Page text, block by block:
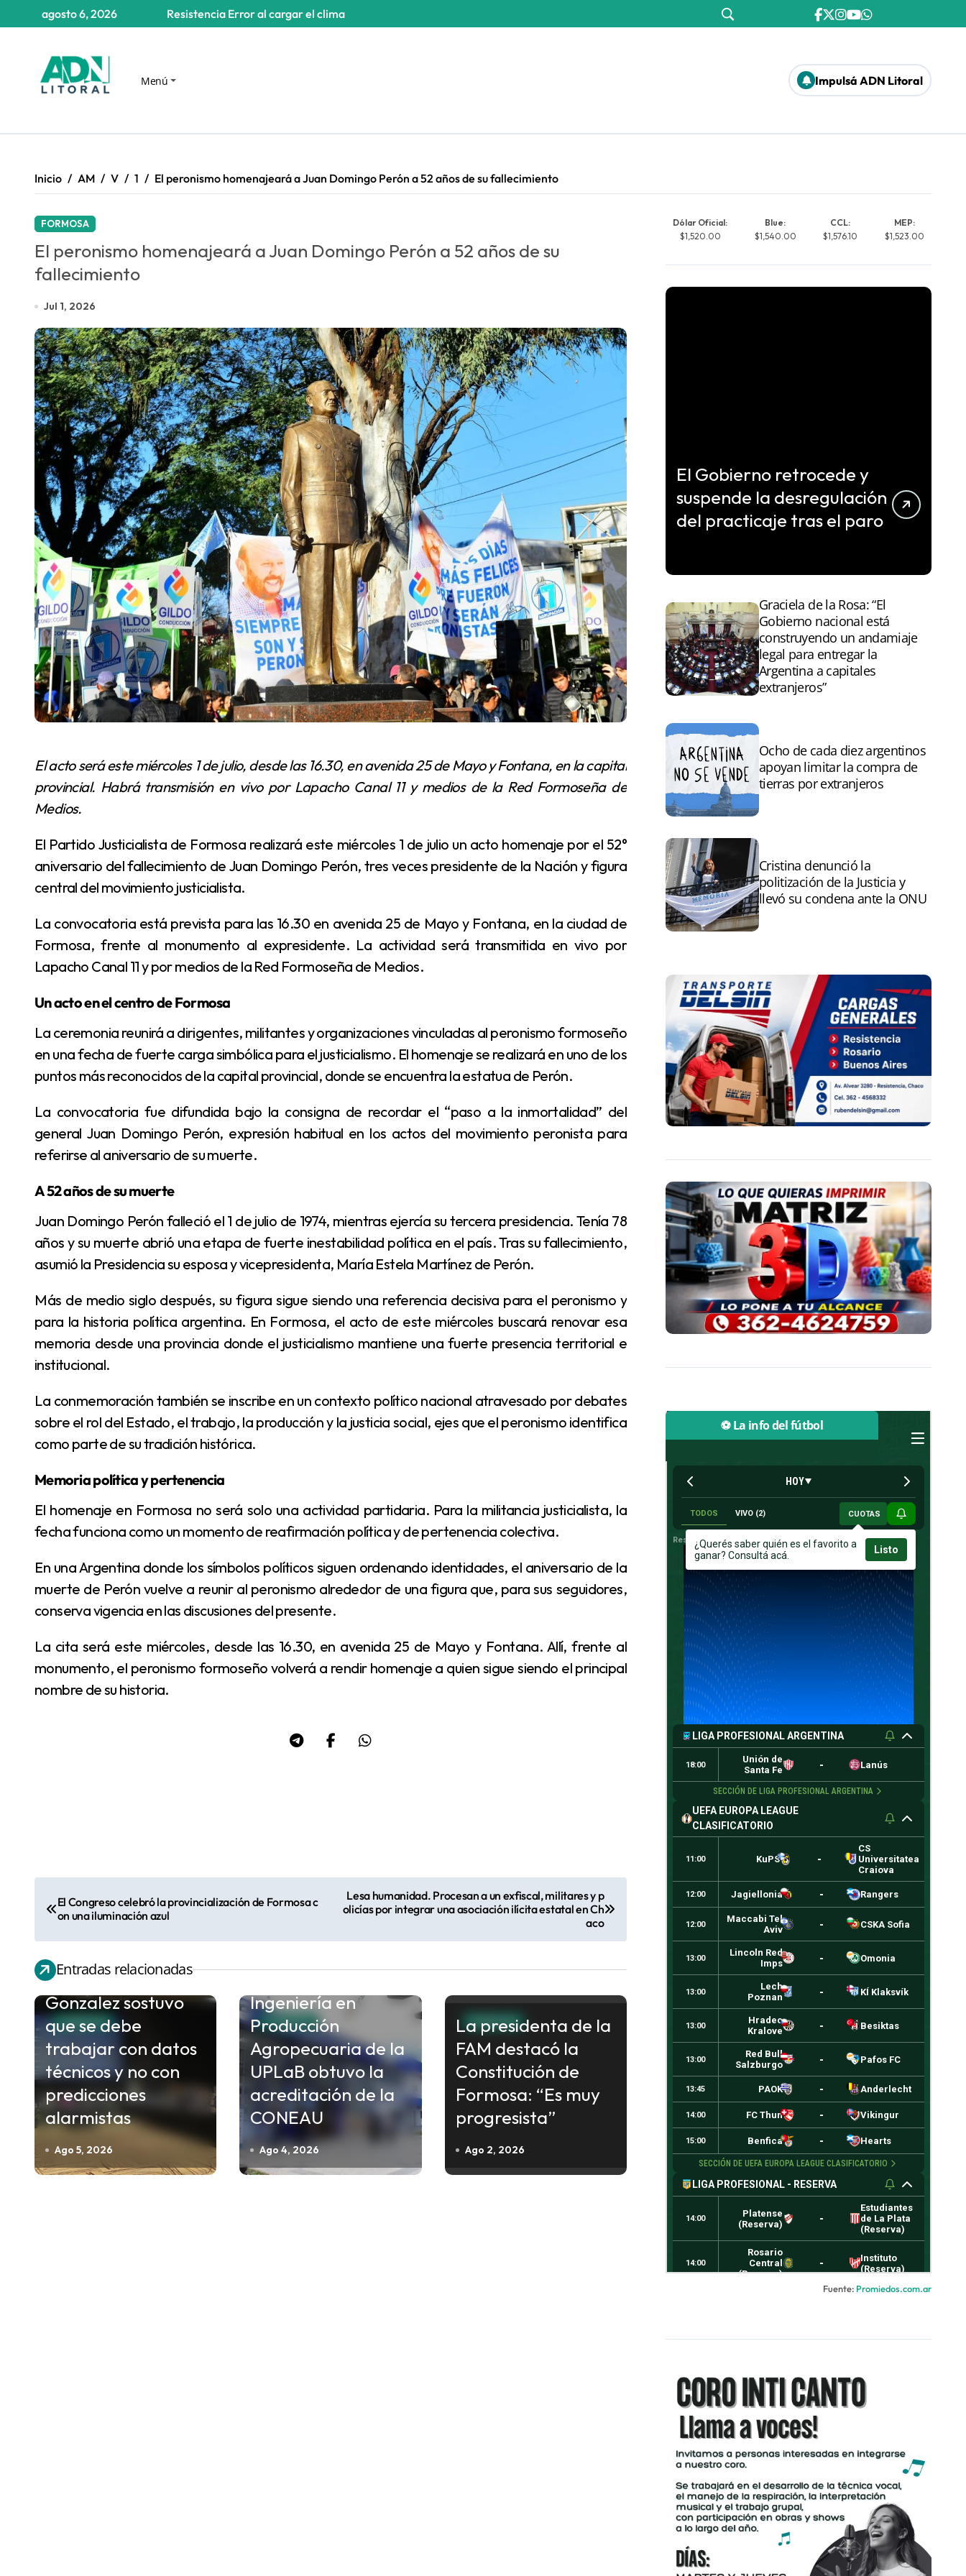
Resistencia Error al cargar el clima
agosto 6, 2026
Menú Impulsá ADN Litoral
Inicio AM V 1 El peronismo homenajeará a Juan Domingo Perón a 52 años de su fallecimiento
FORMOSA
El peronismo homenajeará a Juan Domingo Perón a 52 años de su
fallecimiento
Jul 1, 2026
El acto será este miércoles 1 de julio, desde las 16.30, en avenida 25 de Mayo y Fontana, en la capital
provincial. Habrá transmisión en vivo por Lapacho Canal 11 y medios de la Red Formoseña de
Medios.
El Partido Justicialista de Formosa realizará este miércoles 1 de julio un acto homenaje por el 52°
aniversario del fallecimiento de Juan Domingo Perón, tres veces presidente de la Nación y figura
central del movimiento justicialista.
La convocatoria está prevista para las 16.30 en avenida 25 de Mayo y Fontana, en la ciudad de
Formosa, frente al monumento al expresidente. La actividad será transmitida en vivo por
Lapacho Canal 11 y por medios de la Red Formoseña de Medios.
Un acto en el centro de Formosa
La ceremonia reunirá a dirigentes, militantes y organizaciones vinculadas al peronismo formoseño
en una fecha de fuerte carga simbólica para el justicialismo. El homenaje se realizará en uno de los
puntos más reconocidos de la capital provincial, donde se encuentra la estatua de Perón.
La convocatoria fue difundida bajo la consigna de recordar el “paso a la inmortalidad” del
general Juan Domingo Perón, expresión habitual en los actos del movimiento peronista para
referirse al aniversario de su muerte.
A 52 años de su muerte
Juan Domingo Perón falleció el 1 de julio de 1974, mientras ejercía su tercera presidencia. Tenía 78
años y su muerte abrió una etapa de fuerte inestabilidad política en el país. Tras su fallecimiento,
asumió la Presidencia su esposa y vicepresidenta, María Estela Martínez de Perón.
Más de medio siglo después, su figura sigue siendo una referencia decisiva para el peronismo y
para la historia política argentina. En Formosa, el acto de este miércoles buscará renovar esa
memoria desde una provincia donde el justicialismo mantiene una fuerte presencia territorial e
institucional.
La conmemoración también se inscribe en un contexto político nacional atravesado por debates
sobre el rol del Estado, el trabajo, la producción y la justicia social, ejes que el peronismo identifica
como parte de su tradición histórica.
Memoria política y pertenencia
El homenaje en Formosa no será solo una actividad partidaria. Para la militancia justicialista, la
fecha funciona como un momento de reafirmación política y de pertenencia colectiva.
En una Argentina donde los símbolos políticos siguen ordenando identidades, el aniversario de la
muerte de Perón vuelve a reunir al peronismo alrededor de una figura que, para sus seguidores,
conserva vigencia en las discusiones del presente.
La cita será este miércoles, desde las 16.30, en avenida 25 de Mayo y Fontana. Allí, frente al
monumento, el peronismo formoseño volverá a rendir homenaje a quien sigue siendo el principal
nombre de su historia.
v
e
a
c
ó
n
d
El Congreso celebró la provincialización de Formosa c
on una iluminación azul
Lesa humanidad. Procesan a un exfiscal, militares y p
olicías por integrar una asociación ilícita estatal en Ch
aco
Entradas relacionadas
FORMOSA
Fenómeno de “El
Niño”: El ministro
Gonzalez sostuvo
que se debe
trabajar con datos
técnicos y no con
predicciones
alarmistas
Ago 5, 2026
FORMOSA
Ingeniería en
Producción
Agropecuaria de la
UPLaB obtuvo la
acreditación de la
CONEAU
Ago 4, 2026
FORMOSA
La presidenta de la
FAM destacó la
Constitución de
Formosa: “Es muy
progresista”
Ago 2, 2026
Dólar Oficial:
$1,520.00
Blue:
$1,540.00
CCL:
$1,576.10
MEP:
$1,523.00
El Gobierno retrocede y
suspende la desregulación
del practicaje tras el paro
Graciela de la Rosa: “El
Gobierno nacional está
construyendo un andamiaje
legal para entregar la
Argentina a capitales
extranjeros”
Ocho de cada diez argentinos
apoyan limitar la compra de
tierras por extranjeros
Cristina denunció la
politización de la Justicia y
llevó su condena ante la ONU
⚽ La info del fútbol
Fuente: Promiedos.com.ar